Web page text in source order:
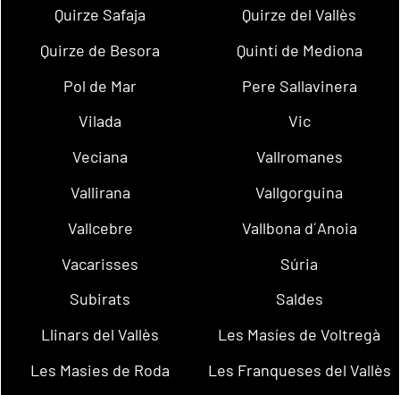
Quirze Safaja
Quirze del Vallès
Quirze de Besora
Quintí de Mediona
Pol de Mar
Pere Sallavinera
Vilada
Vic
Veciana
Vallromanes
Vallirana
Vallgorguina
Vallcebre
Vallbona d´Anoia
Vacarisses
Súria
Subirats
Saldes
Llinars del Vallès
Les Masíes de Voltregà
Les Masies de Roda
Les Franqueses del Vallès